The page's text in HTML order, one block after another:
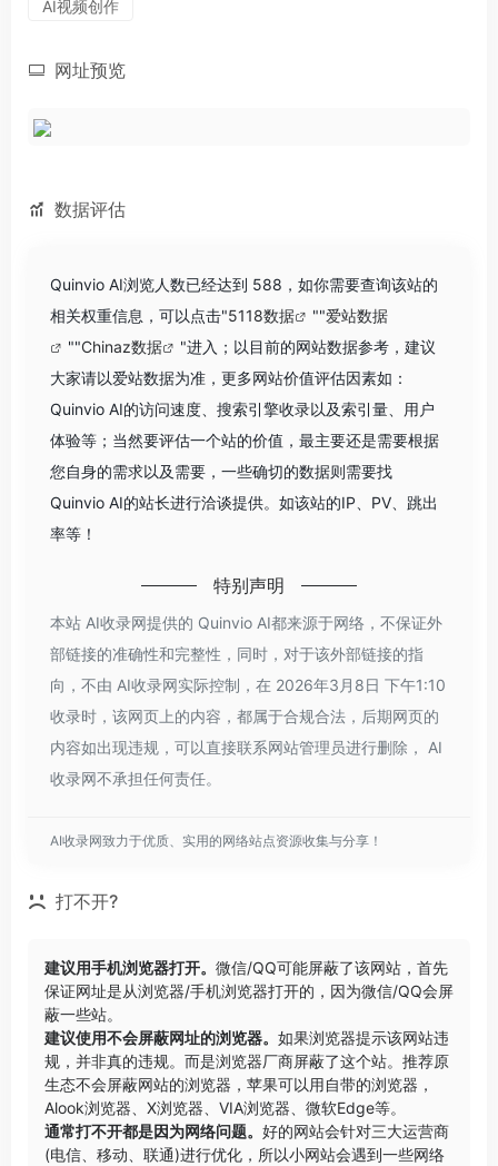
AI视频创作
网址预览
数据评估
Quinvio AI浏览人数已经达到 588，如你需要查询该站的
相关权重信息，可以点击"5118数据 ""爱站数据
""Chinaz数据
"进入；以目前的网站数据参考，建议
大家请以爱站数据为准，更多网站价值评估因素如：
Quinvio AI的访问速度、搜索引擎收录以及索引量、用户
体验等；当然要评估一个站的价值，最主要还是需要根据
您自身的需求以及需要，一些确切的数据则需要找
Quinvio AI的站长进行洽谈提供。如该站的IP、PV、跳出
率等！
特别声明
本站 AI收录网提供的 Quinvio AI都来源于网络，不保证外
部链接的准确性和完整性，同时，对于该外部链接的指
向，不由 AI收录网实际控制，在 2026年3月8日 下午1:10
收录时，该网页上的内容，都属于合规合法，后期网页的
内容如出现违规，可以直接联系网站管理员进行删除， AI
收录网不承担任何责任。
AI收录网致力于优质、实用的网络站点资源收集与分享！
打不开?
建议用手机浏览器打开。 微信/QQ可能屏蔽了该网站，首先
保证网址是从浏览器/手机浏览器打开的，因为微信/QQ会屏
蔽一些站。
建议使用不会屏蔽网址的浏览器。 如果浏览器提示该网站违
规，并非真的违规。而是浏览器厂商屏蔽了这个站。推荐原
生态不会屏蔽网站的浏览器，苹果可以用自带的浏览器，
Alook浏览器
X浏览器 VIA浏览器 微软Edge等。
通常打不开都是因为网络问题。 好的网站会针对三大运营商
(电信、移动、联通)进行优化，所以小网站会遇到一些网络